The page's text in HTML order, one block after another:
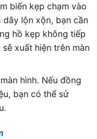
biến kẹp chạm vào
lộn xộn, bạn cần
hồ kẹp không tiếp
xuất hiện trên màn
hình. Nếu đồng
bạn có thể sử